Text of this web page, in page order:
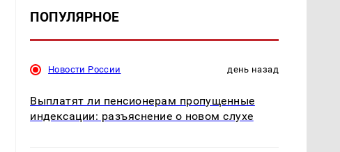
ПОПУЛЯРНОЕ
Новости России день назад
Выплатят ли пенсионерам пропущенные
индексации: разъяснение о новом слухе